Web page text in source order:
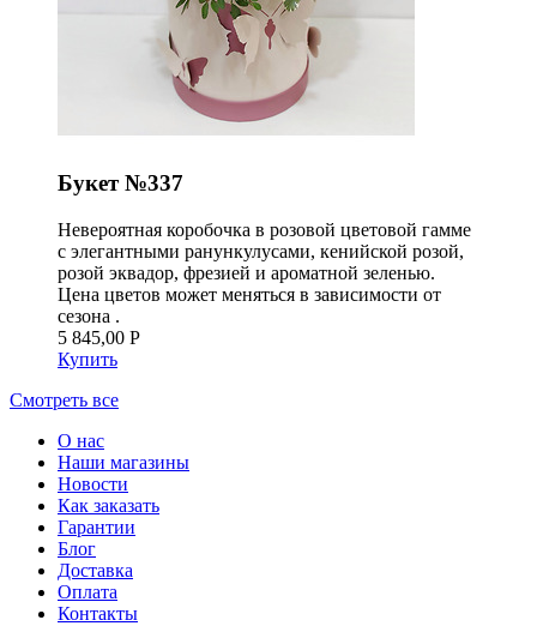
Букет №337
Невероятная коробочка в розовой цветовой гамме
с элегантными ранункулусами, кенийской розой,
розой эквадор, фрезией и ароматной зеленью.
Цена цветов может меняться в зависимости от
сезона .
5 845,00 Р
Купить
Смотреть все
О нас
Наши магазины
Новости
Как заказать
Гарантии
Блог
Доставка
Оплата
Контакты